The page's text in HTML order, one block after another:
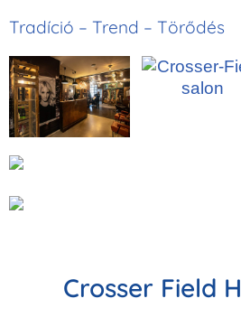
Tradíció – Trend – Törődés
Crosser Field